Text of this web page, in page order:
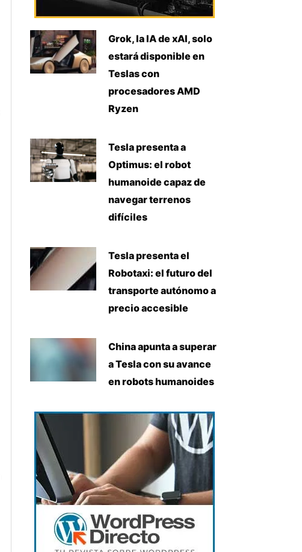
Grok, la IA de xAI, solo
estará disponible en
Teslas con
procesadores AMD
Ryzen
Tesla presenta a
Optimus: el robot
humanoide capaz de
navegar terrenos
difíciles
Tesla presenta el
Robotaxi: el futuro del
transporte autónomo a
precio accesible
China apunta a superar
a Tesla con su avance
en robots humanoides